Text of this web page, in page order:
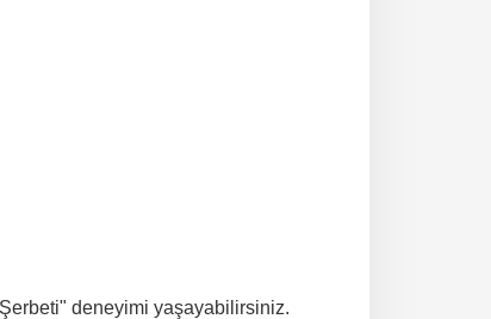
Şerbeti" deneyimi yaşayabilirsiniz.